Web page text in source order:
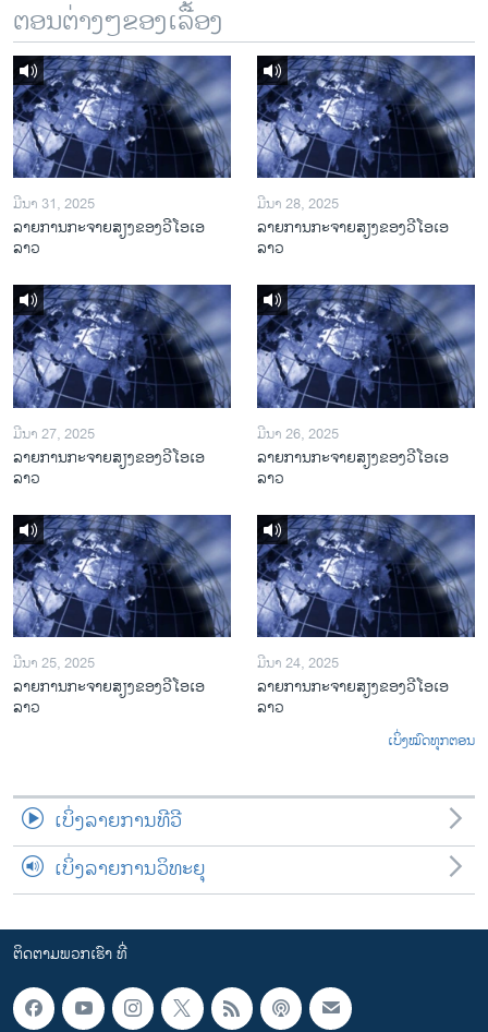
ຕອນຕ່າງໆຂອງເລື້ອງ
ມີນາ 31, 2025
ລາຍການກະຈາຍສຽງຂອງວີໂອເອ
ລາວ
ມີນາ 28, 2025
ລາຍການກະຈາຍສຽງຂອງວີໂອເອ
ລາວ
ມີນາ 27, 2025
ລາຍການກະຈາຍສຽງຂອງວີໂອເອ
ລາວ
ມີນາ 26, 2025
ລາຍການກະຈາຍສຽງຂອງວີໂອເອ
ລາວ
ມີນາ 25, 2025
ລາຍການກະຈາຍສຽງຂອງວີໂອເອ
ລາວ
ມີນາ 24, 2025
ລາຍການກະຈາຍສຽງຂອງວີໂອເອ
ລາວ
ເບິ່ງໝົດທຸກຕອນ
ເບິ່ງລາຍການທີວີ
ເບິ່ງລາຍການວິທະຍຸ
ຕິດຕາມພວກເຮົາ ທີ່